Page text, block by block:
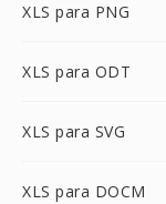
XLS para PNG
XLS para ODT
XLS para SVG
XLS para DOCM